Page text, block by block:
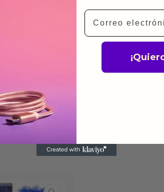
productos
los quieras.
Email